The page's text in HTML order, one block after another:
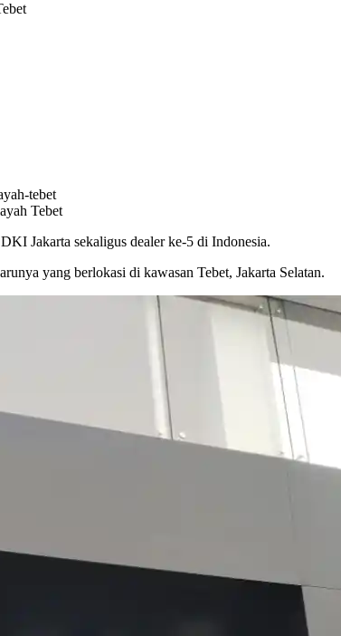
Tebet
Jakarta sekaligus dealer ke-5 di Indonesia.
yang berlokasi di kawasan Tebet, Jakarta Selatan.